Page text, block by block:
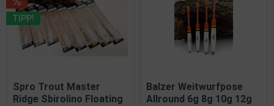
TIPP!
Spro Trout Master
Ridge Sbirolino Floating
Balzer Weitwurfpose
Allround 6g 8g 10g 12g